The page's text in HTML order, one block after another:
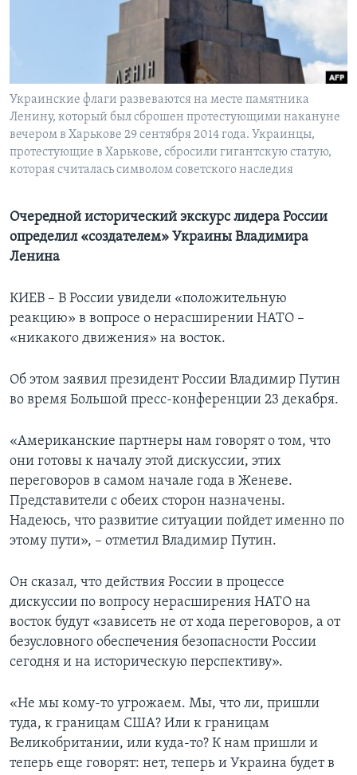
Языки
Украинские флаги развеваются на месте памятника
Ленину, который был сброшен протестующими накануне
вечером в Харькове 29 сентября 2014 года. Украинцы,
протестующие в Харькове, сбросили гигантскую статую,
которая считалась символом советского наследия
Очередной исторический экскурс лидера России
определил «создателем» Украины Владимира
Ленина
КИЕВ – В России увидели «положительную
реакцию» в вопросе о нерасширении НАТО –
«никакого движения» на восток.
Об этом заявил президент России Владимир Путин
во время Большой пресс-конференции 23 декабря.
«Американские партнеры нам говорят о том, что
они готовы к началу этой дискуссии, этих
переговоров в самом начале года в Женеве.
Представители с обеих сторон назначены.
Надеюсь, что развитие ситуации пойдет именно по
этому пути», – отметил Владимир Путин.
Он сказал, что действия России в процессе
дискуссии по вопросу нерасширения НАТО на
восток будут «зависеть не от хода переговоров, а от
безусловного обеспечения безопасности России
сегодня и на историческую перспективу».
«Не мы кому-то угрожаем. Мы, что ли, пришли
туда, к границам США? Или к границам
Великобритании, или куда-то? К нам пришли и
теперь еще говорят: нет, теперь и Украина будет в